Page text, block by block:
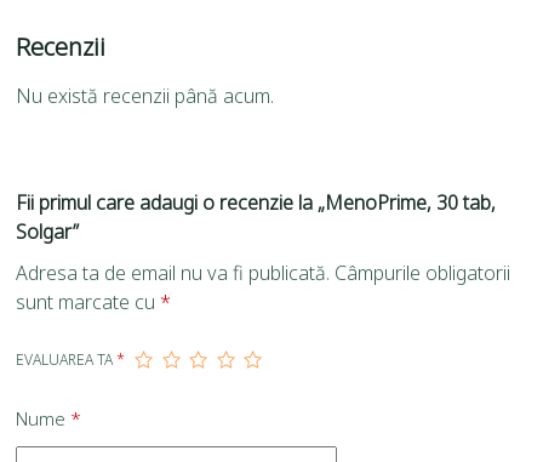
Recenzii
Nu există recenzii până acum.
Fii primul care adaugi o recenzie la „MenoPrime, 30 tab,
Solgar”
Adresa ta de email nu va fi publicată. Câmpurile obligatorii
sunt marcate cu *
EVALUAREA TA*
Nume *